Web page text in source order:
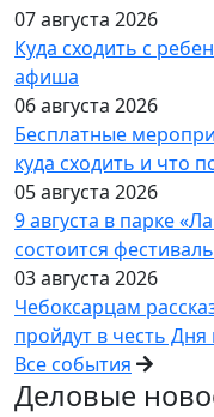
07 августа 2026
Куда сходить с
афиша
06 августа 2026
Бесплатные
куда сходить и что
05 августа 2026
9 августа в парке
состоится
03 августа 2026
Чебоксарцам
пройдут в честь Дня
Все события
Деловые